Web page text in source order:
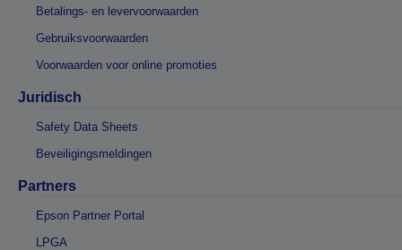
Betalings- en levervoorwaarden
Gebruiksvoorwaarden
Voorwaarden voor online promoties
Juridisch
Safety Data Sheets
Beveiligingsmeldingen
Partners
Epson Partner Portal
LPGA